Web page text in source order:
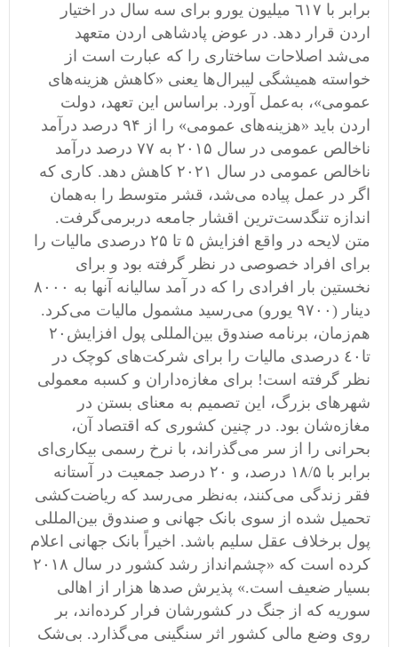
‌برابر با ٦١٧ میلیون یورو برای سه سال در اختیار
اردن قرار دهد. در عوض پادشاهی اردن متعهد
می‌شد اصلاحات ساختاری را که عبارت است از
خواسته همیشگی لیبرال‌ها یعنی «کاهش هزینه‌های
عمومی»، به‌عمل آورد. براساس این تعهد، دولت
اردن باید «هزینه‌های عمومی» را از ۹۴ درصد درآمد
ناخالص عمومی در سال ۲۰۱۵ به ٧٧ درصد درآمد
ناخالص عمومی در سال ۲۰۲۱ ‌کاهش دهد. کاری که
اگر در عمل پیاده می‌شد، قشر متوسط را به‌همان
اندازه تنگدست‌ترین اقشار جامعه در‌بر‌می‌گرفت.
متن لایحه در واقع افزایش ۵ تا ٢۵ درصدی مالیات را
برای افراد خصوصی در نظر گرفته بود و برای
نخستین بار افرادی را که در آمد سالیانه آنها به ٨٠٠٠
دینار (٩٧٠٠ یورو) می‌رسید مشمول مالیات می‌کرد.
هم‌زمان، برنامه صندوق بین‌المللی پول افزایش٢٠
تا٤٠ درصدی مالیات را برای شرکت‌های کوچک در
نظر گرفته است! برای مغازه‌داران و کسبه معمولی
شهرهای بزرگ، این تصمیم به معنای بستن در
مغازه‌‌شان بود. در چنین کشوری که اقتصاد آن،
بحرانی را از سر می‌گذراند، با نرخ رسمی ‌بیکاری‌ای
برابر با ١٨/۵ درصد، و ٢٠ درصد جمعیت در آستانه
فقر زندگی می‌کنند، به‌نظر می‌رسد که ریاضت‌کشی
تحمیل شده از سوی بانک جهانی و صندوق بین‌المللی
پول برخلاف عقل سلیم باشد. اخیراً بانک جهانی اعلام
کرده است که «چشم‌انداز رشد کشور در سال ٢٠١٨
بسیار ضعیف است.» پذیرش صدها هزار از اهالی
سوریه که از جنگ در کشورشان فرار کرده‌اند، بر
روی وضع مالی کشور اثر سنگینی می‌گذارد. بی‌شک